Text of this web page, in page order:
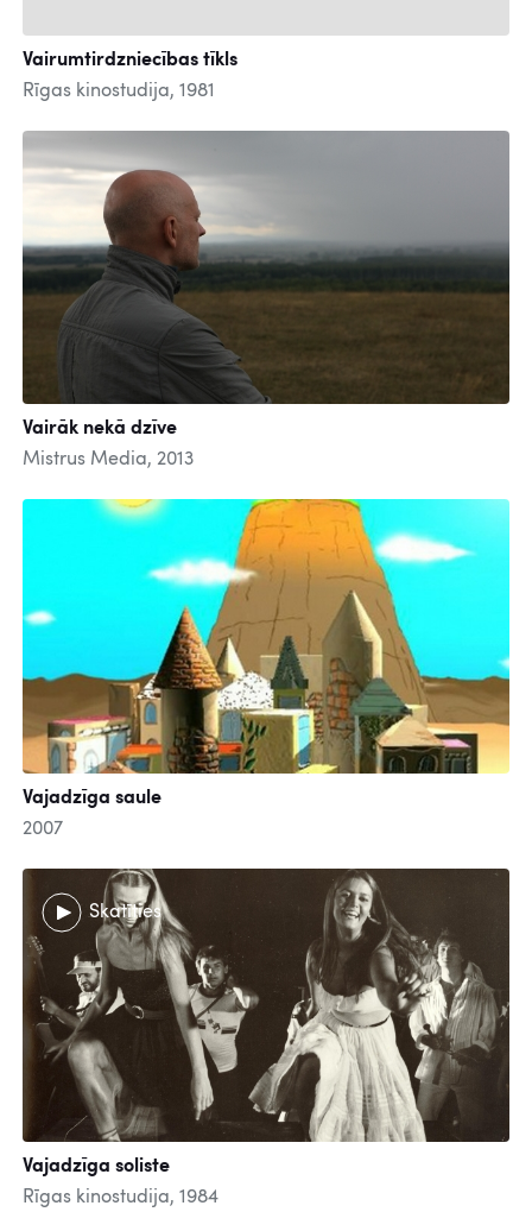
Vairumtirdzniecības tīkls
Rīgas kinostudija, 1981
Vairāk nekā dzīve
Mistrus Media, 2013
Vajadzīga saule
2007
Skatīties
Vajadzīga soliste
Rīgas kinostudija, 1984